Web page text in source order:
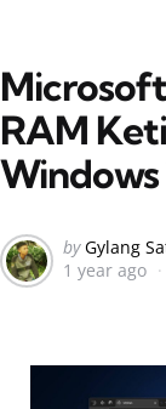
RAM
Windows
Posted
by
by Gylang
1 year ago